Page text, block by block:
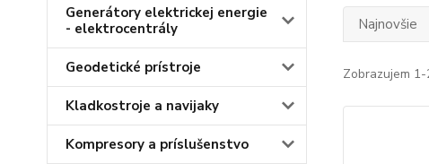
Generátory elektrickej energie
- elektrocentrály
Geodetické prístroje
Kladkostroje a navijaky
Kompresory a príslušenstvo
Najnovšie
Zobrazujem